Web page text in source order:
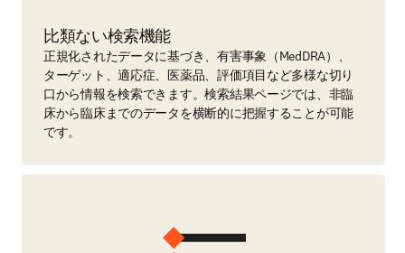
比類ない検索機能
正規化されたデータに基づき、有害事象（MedDRA）、
ターゲット、適応症、医薬品、評価項目など多様な切り
口から情報を検索できます。検索結果ページでは、非臨
床から臨床までのデータを横断的に把握することが可能
です。